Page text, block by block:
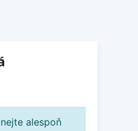
alespoň